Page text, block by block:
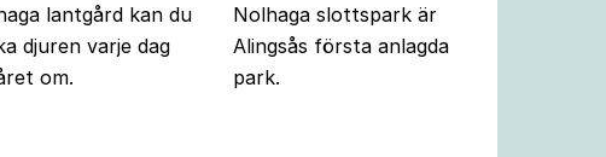
lantgård kan du
djuren varje dag
om.
Nolhaga slottspark är
Alingsås första anlagda
park.